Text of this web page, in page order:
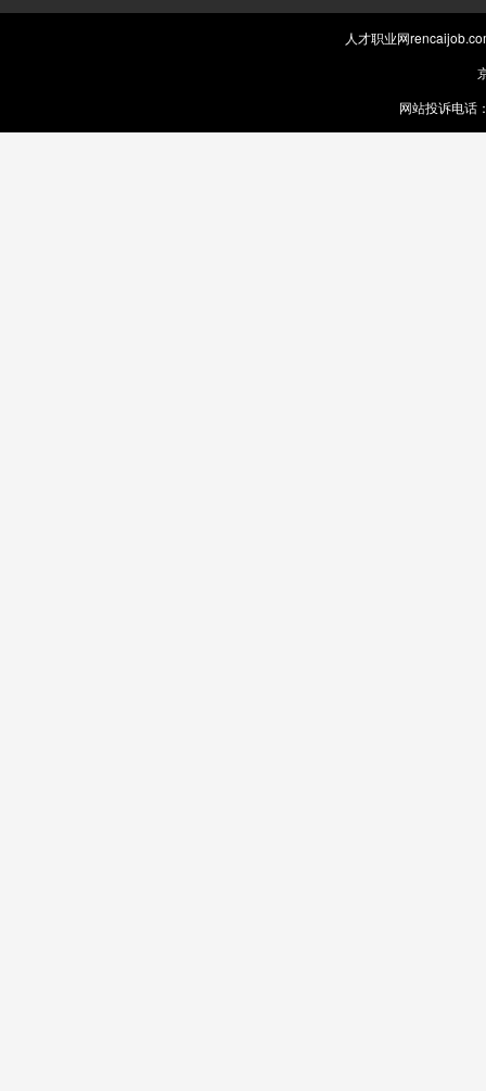
人才职业网
网站投诉电话